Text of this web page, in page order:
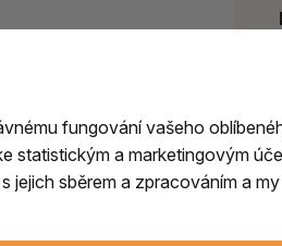
účinky,
pro silné
jsou také
fungování vašeho
statistickým a marketingovým
jejich sběrem a zpracováním a